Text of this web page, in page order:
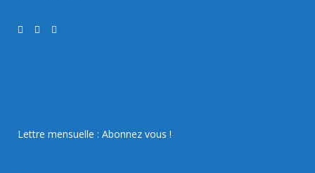
Lettre mensuelle : Abonnez vous !